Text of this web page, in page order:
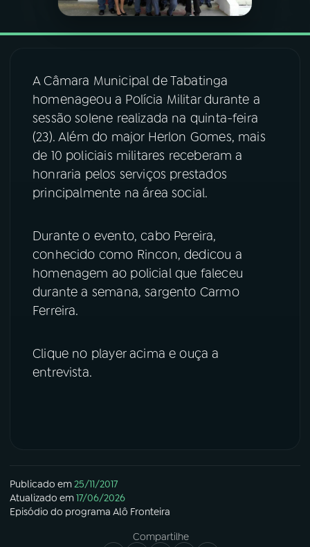
PODCASTS
07ÚLTIMAS
08FESTIVAL DE MÚSICA
ACOMPANHE A RÁDIO NACIONAL
Instagram X
TikTok
A Câmara Municipal de Tabatinga
homenageou a Polícia Militar durante a
sessão solene realizada na quinta-feira
(23). Além do major Herlon Gomes, mais
de 10 policiais militares receberam a
honraria pelos serviços prestados
principalmente na área social.
Durante o evento, cabo Pereira,
conhecido como Rincon, dedicou a
homenagem ao policial que faleceu
durante a semana, sargento Carmo
Ferreira.
Clique no player acima e ouça a
entrevista.
Publicado em25/11/2017
Atualizado em17/06/2026
Episódio do programa Alô Fronteira
Compartilhe